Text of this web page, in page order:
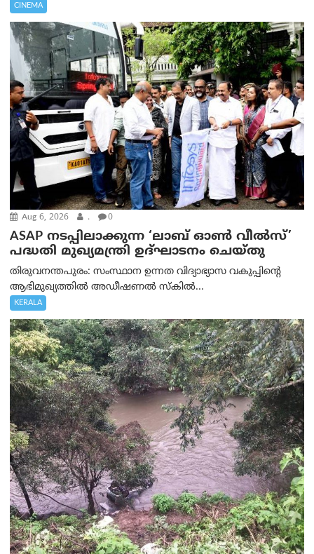
CINEMA
Aug 6, 2026 . 0
ASAP നടപ്പിലാക്കുന്ന ‘ലാബ് ഓൺ വീൽസ്’
പദ്ധതി മുഖ്യമന്ത്രി ഉദ്ഘാടനം ചെയ്തു
തിരുവനന്തപുരം: സംസ്ഥാന ഉന്നത വിദ്യാഭ്യാസ വകുപ്പിന്റെ
ആഭിമുഖ്യത്തിൽ അഡീഷണൽ സ്കിൽ...
KERALA